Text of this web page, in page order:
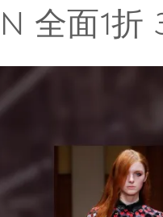
全面1折